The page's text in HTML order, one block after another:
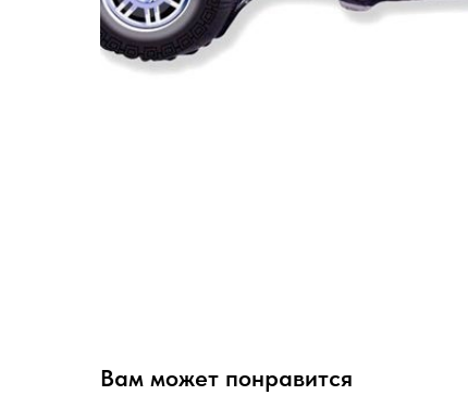
Вам может понравится